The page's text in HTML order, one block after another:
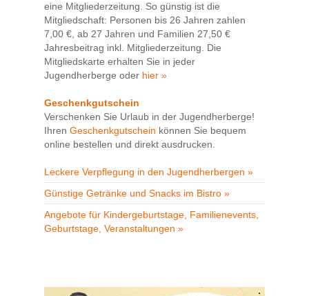
eine Mitgliederzeitung. So günstig ist die
Mitgliedschaft: Personen bis 26 Jahren zahlen
7,00 €, ab 27 Jahren und Familien 27,50 €
Jahresbeitrag inkl. Mitgliederzeitung. Die
Mitgliedskarte erhalten Sie in jeder
Jugendherberge oder hier »
Geschenkgutschein
Verschenken Sie Urlaub in der Jugendherberge!
Ihren Geschenkgutschein können Sie bequem
online bestellen und direkt ausdrucken.
Leckere Verpflegung in den Jugendherbergen »
Günstige Getränke und Snacks im Bistro »
Angebote für Kindergeburtstage, Familienevents,
Geburtstage, Veranstaltungen »